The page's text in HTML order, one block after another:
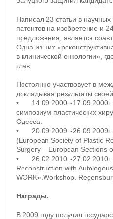
Написал 23 статьи в
патентов на изобретение и
предложения, является
Одна из них
в клинической онкологии»,
глав.
Постоянно участвовует в
докладывая результаты
•
14.09.2000г.-
симпозиум пластических
Одесса.
•
20.09.2009г.-
(European Society of Plastic
Surgery – European Sections
•
26.02.2010г.-
Reconstruction with
WORK».Workshop.
Награды.
В 2009 году получил